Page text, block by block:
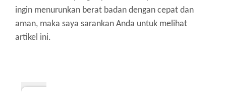
ingin menurunkan berat badan dengan cepat dan
aman, maka saya sarankan Anda untuk melihat
artikel ini.